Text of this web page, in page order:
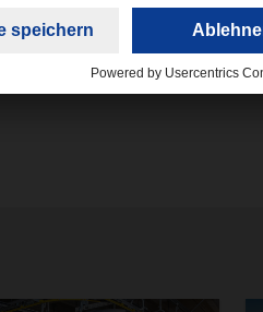
Christian Auchter
Corporate Public Relations